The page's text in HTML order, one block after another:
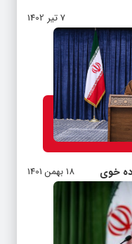
7 تیر 1402
خوی 18 بهمن 1401